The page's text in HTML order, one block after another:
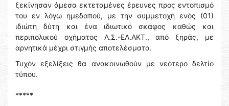
ξεκίνησαν άμεσα εκτεταμένες έρευνες προς εντοπισμό
του εν λόγω ημεδαπού, με την συμμετοχή ενός (01)
ιδιώτη δύτη και ένα ιδιωτικό σκάφος καθώς και
περιπολικού οχήματος Λ.Σ.-ΕΛ.ΑΚΤ., από ξηράς, με
αρνητικά μέχρι στιγμής αποτελέσματα.
Τυχόν εξελίξεις θα ανακοινωθούν με νεότερο δελτίο
τύπου.
*****